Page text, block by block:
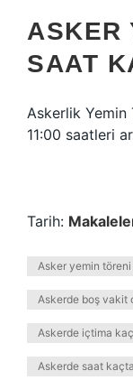
ASKER
SAAT
Askerlik Yemin
11:00 saatleri
Tarih:
Asker yemin
Askerde boş vakit
Askerde içtima
Askerde saat